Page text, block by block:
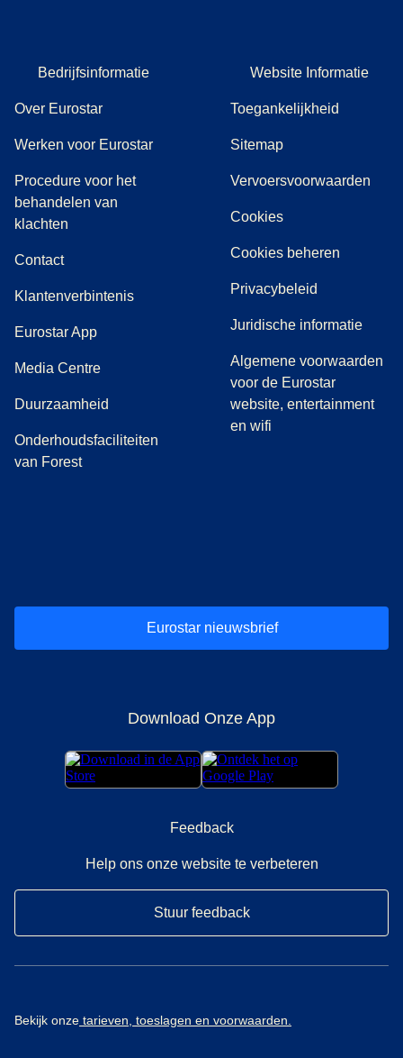
Bedrijfsinformatie
Over Eurostar
Werken voor Eurostar
Procedure voor het
behandelen van
klachten
Contact
Klantenverbintenis
Eurostar App
Media Centre( opent in een nieuwe tab)
Duurzaamheid
Onderhoudsfaciliteiten
van Forest
Website Informatie
Toegankelijkheid
Sitemap
Vervoersvoorwaarden
Cookies
Cookies beheren
Privacybeleid
Juridische informatie
Algemene voorwaarden
voor de Eurostar
website, entertainment
en wifi
Eurostar nieuwsbrief
Download Onze App
Feedback
Help ons onze website te verbeteren
Stuur feedback
Bekijk onze tarieven, toeslagen en voorwaarden.